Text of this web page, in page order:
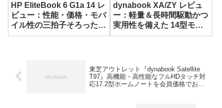
HP EliteBook 6 G1a 14 レ
ビュー：性能・価格・モバ
イル性の三拍子そろった堅
実な 14型 AIノート
dynabook XA/ZY レビュ
ー：軽量＆長時間駆動かつ
実用性を備えた 14型モバ
イルノートPC
東芝アウトレット『dynabook Satellite
T97』高機能・高性能なフルHDタッチ対
応17.2型ホームノートを会員価格でおト